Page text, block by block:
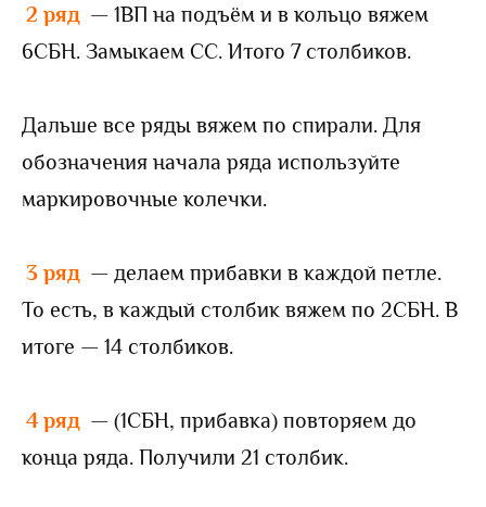
2 ряд — 1ВП на подъём и в кольцо вяжем
6СБН. Замыкаем СС. Итого 7 столбиков.
Дальше все ряды вяжем по спирали. Для
обозначения начала ряда используйте
маркировочные колечки.
3 ряд — делаем прибавки в каждой петле.
То есть, в каждый столбик вяжем по 2СБН. В
итоге — 14 столбиков.
4 ряд — (1СБН, прибавка) повторяем до
конца ряда. Получили 21 столбик.